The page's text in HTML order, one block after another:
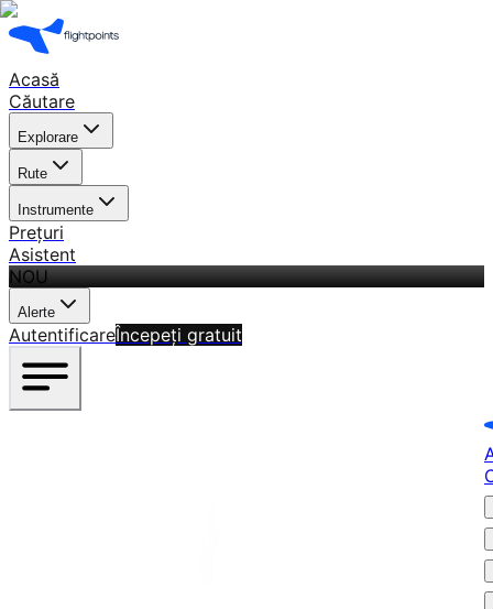
Acasă
Căutare
Explorare
Rute
Instrumente
Prețuri
Asistent
NOU
Alerte
AutentificareÎncepeți gratuit